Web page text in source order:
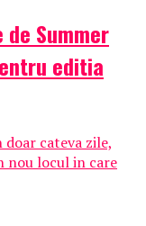
Summer
editia
cateva zile,
nou locul in care